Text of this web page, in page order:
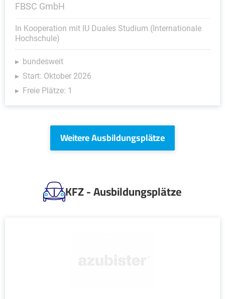
FBSC GmbH
In Kooperation mit IU Duales Studium (Internationale
Hochschule)
bundesweit
Start: Oktober 2026
Freie Plätze: 1
Weitere Ausbildungsplätze
KFZ - Ausbildungsplätze